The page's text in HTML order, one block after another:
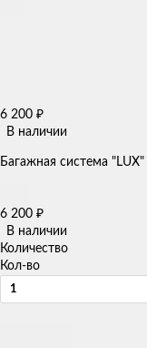
6 200 ₽
В наличии
Багажная система
6 200 ₽
В наличии
Количество
Кол-во